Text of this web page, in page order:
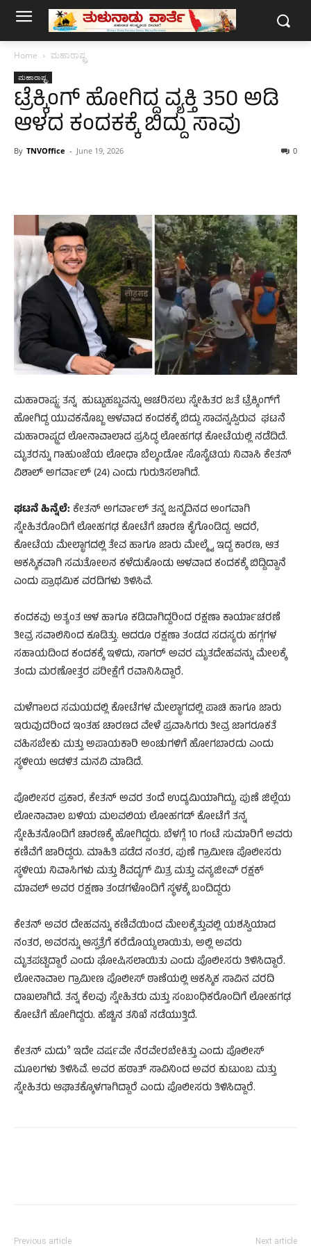
Home ಮಹಾರಾಷ್ಟ್ರ
ಮಹಾರಾಷ್ಟ್ರ
ಟ್ರೆಕ್ಕಿಂಗ್ ಹೋಗಿದ್ದ ವ್ಯಕ್ತಿ 350 ಅಡಿ
ಆಳದ ಕಂದಕಕ್ಕೆ ಬಿದ್ದು ಸಾವು
By TNVOffice - June 19, 2026 0
ಮಹಾರಾಷ್ಟ್ರ: ತನ್ನ ಹುಟ್ಟುಹಬ್ಬವನ್ನು ಆಚರಿಸಲು ಸ್ನೇಹಿತರ ಜತೆ ಟ್ರೆಕ್ಕಿಂಗ್​ಗೆ
ಹೋಗಿದ್ದ ಯುವಕನೊಬ್ಬ ಆಳವಾದ ಕಂದಕಕ್ಕೆ ಬಿದ್ದು ಸಾವನ್ನಪ್ಪಿರುವ ಘಟನೆ
ಮಹಾರಾಷ್ಟ್ರದ ಲೋನಾವಾಲಾದ ಪ್ರಸಿದ್ಧ ಲೋಹಗಢ ಕೋಟೆಯಲ್ಲಿ ನಡೆದಿದೆ.
ಮೃತರನ್ನು ಗಾಹುಂಜೆಯ ಲೋಧಾ ಬೆಲ್ಮಂಡೋ ಸೊಸೈಟಿಯ ನಿವಾಸಿ ಕೇತನ್
ವಿಶಾಲ್ ಅಗರ್ವಾಲ್ (24) ಎಂದು ಗುರುತಿಸಲಾಗಿದೆ.
ಘಟನೆ ಹಿನ್ನೆಲೆ: ಕೇತನ್ ಅಗರ್ವಾಲ್ ತನ್ನ ಜನ್ಮದಿನದ ಅಂಗವಾಗಿ
ಸ್ನೇಹಿತರೊಂದಿಗೆ ಲೋಹಗಢ ಕೋಟೆಗೆ ಚಾರಣ ಕೈಗೊಂಡಿದ್ದ. ಆದರೆ,
ಕೋಟೆಯ ಮೇಲ್ಭಾಗದಲ್ಲಿ ತೇವ ಹಾಗೂ ಜಾರು ಮೇಲ್ಮೈ ಇದ್ದ ಕಾರಣ, ಆತ
ಆಕಸ್ಮಿಕವಾಗಿ ಸಮತೋಲನ ಕಳೆದುಕೊಂಡು ಆಳವಾದ ಕಂದಕಕ್ಕೆ ಬಿದ್ದಿದ್ದಾನೆ
ಎಂದು ಪ್ರಾಥಮಿಕ ವರದಿಗಳು ತಿಳಿಸಿವೆ.
ಕಂದಕವು ಅತ್ಯಂತ ಆಳ ಹಾಗೂ ಕಡಿದಾಗಿದ್ದರಿಂದ ರಕ್ಷಣಾ ಕಾರ್ಯಾಚರಣೆ
ತೀವ್ರ ಸವಾಲಿನಿಂದ ಕೂಡಿತ್ತು. ಆದರೂ ರಕ್ಷಣಾ ತಂಡದ ಸದಸ್ಯರು ಹಗ್ಗಗಳ
ಸಹಾಯದಿಂದ ಕಂದಕಕ್ಕೆ ಇಳಿದು, ಸಾಗರ್ ಅವರ ಮೃತದೇಹವನ್ನು ಮೇಲಕ್ಕೆ
ತಂದು ಮರಣೋತ್ತರ ಪರೀಕ್ಷೆಗೆ ರವಾನಿಸಿದ್ದಾರೆ.
ಮಳೆಗಾಲದ ಸಮಯದಲ್ಲಿ ಕೋಟೆಗಳ ಮೇಲ್ಭಾಗದಲ್ಲಿ ಪಾಚಿ ಹಾಗೂ ಜಾರು
ಇರುವುದರಿಂದ ಇಂತಹ ಚಾರಣದ ವೇಳೆ ಪ್ರವಾಸಿಗರು ತೀವ್ರ ಜಾಗರೂಕತೆ
ವಹಿಸಬೇಕು ಮತ್ತು ಅಪಾಯಕಾರಿ ಅಂಚುಗಳಿಗೆ ಹೋಗಬಾರದು ಎಂದು
ಸ್ಥಳೀಯ ಆಡಳಿತ ಮನವಿ ಮಾಡಿದೆ.
ಪೊಲೀಸರ ಪ್ರಕಾರ, ಕೇತನ್ ಅವರ ತಂದೆ ಉದ್ಯಮಿಯಾಗಿದ್ದು, ಪುಣೆ ಜಿಲ್ಲೆಯ
ಲೋನಾವಾಲ ಬಳಿಯ ಮಲವಲಿಯ ಲೋಹಗಡ್ ಕೋಟೆಗೆ ತನ್ನ
ಸ್ನೇಹಿತನೊಂದಿಗೆ ಚಾರಣಕ್ಕೆ ಹೋಗಿದ್ದರು. ಬೆಳಗ್ಗೆ 10 ಗಂಟೆ ಸುಮಾರಿಗೆ ಅವರು
ಕಣಿವೆಗೆ ಜಾರಿದ್ದರು. ಮಾಹಿತಿ ಪಡೆದ ನಂತರ, ಪುಣೆ ಗ್ರಾಮೀಣ ಪೊಲೀಸರು
ಸ್ಥಳೀಯ ನಿವಾಸಿಗಳು ಮತ್ತು ಶಿವದೃಗ್ ಮಿತ್ರ ಮತ್ತು ವನ್ಯಜೀವ್ ರಕ್ಷಕ್
ಮಾವಲ್ ಅವರ ರಕ್ಷಣಾ ತಂಡಗಳೊಂದಿಗೆ ಸ್ಥಳಕ್ಕೆ ಬಂದಿದ್ದರು
ಕೇತನ್ ಅವರ ದೇಹವನ್ನು ಕಣಿವೆಯಿಂದ ಮೇಲಕ್ಕೆತ್ತುವಲ್ಲಿ ಯಶಸ್ವಿಯಾದ
ನಂತರ, ಅವರನ್ನು ಆಸ್ಪತ್ರೆಗೆ ಕರೆದೊಯ್ಯಲಾಯಿತು, ಅಲ್ಲಿ ಅವರು
ಮೃತಪಟ್ಟಿದ್ದಾರೆ ಎಂದು ಘೋಷಿಸಲಾಯಿತು ಎಂದು ಪೊಲೀಸರು ತಿಳಿಸಿದ್ದಾರೆ.
ಲೋನಾವಾಲ ಗ್ರಾಮೀಣ ಪೊಲೀಸ್ ಠಾಣೆಯಲ್ಲಿ ಆಕಸ್ಮಿಕ ಸಾವಿನ ವರದಿ
ದಾಖಲಾಗಿದೆ. ತನ್ನ ಕೆಲವು ಸ್ನೇಹಿತರು ಮತ್ತು ಸಂಬಂಧಿಕರೊಂದಿಗೆ ಲೋಹಗಢ
ಕೋಟೆಗೆ ಹೋಗಿದ್ದರು. ಹೆಚ್ಚಿನ ತನಿಖೆ ನಡೆಯುತ್ತಿದೆ.
ಕೇತನ್ ಮದುೆ ಇದೇ ವರ್ಷವೇ ನೆರವೇರಬೇಕಿತ್ತು ಎಂದು ಪೊಲೀಸ್
ಮೂಲಗಳು ತಿಳಿಸಿವೆ. ಅವರ ಹಠಾತ್ ಸಾವಿನಿಂದ ಅವರ ಕುಟುಂಬ ಮತ್ತು
ಸ್ನೇಹಿತರು ಆಘಾತಕ್ಕೊಳಗಾಗಿದ್ದಾರೆ ಎಂದು ಪೊಲೀಸರು ತಿಳಿಸಿದ್ದಾರೆ.
Previous article Next article